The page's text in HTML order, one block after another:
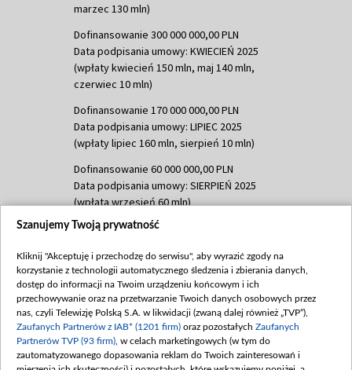
marzec 130 mln)
Dofinansowanie 300 000 000,00 PLN
Data podpisania umowy: KWIECIEŃ 2025
(wpłaty kwiecień 150 mln, maj 140 mln,
czerwiec 10 mln)
Dofinansowanie 170 000 000,00 PLN
Data podpisania umowy: LIPIEC 2025
(wpłaty lipiec 160 mln, sierpień 10 mln)
Dofinansowanie 60 000 000,00 PLN
Data podpisania umowy: SIERPIEŃ 2025
(wpłata wrzesień 60 mln)
Dofinansowanie 635 783 051,21 PLN
(wpłata wrzesień 100 mln, październik 350
mln, listopad 265 mln)
Dofinansowanie 48 862 000,00 PLN
Data podpisania umowy: GRUDZIEŃ 2025
(wpłata grudzień 60,548 mln)
Dofinansowanie 900 000 000,00 PLN
Szanujemy Twoją prywatność
Kliknij "Akceptuję i przechodzę do serwisu", aby wyrazić zgody na
korzystanie z technologii automatycznego śledzenia i zbierania danych,
dostęp do informacji na Twoim urządzeniu końcowym i ich
przechowywanie oraz na przetwarzanie Twoich danych osobowych przez
nas, czyli Telewizję Polską S.A. w likwidacji (zwaną dalej również „TVP”),
Zaufanych Partnerów z IAB* (1201 firm) oraz pozostałych Zaufanych
Partnerów TVP (93 firm) , w celach marketingowych (w tym do
zautomatyzowanego dopasowania reklam do Twoich zainteresowań i